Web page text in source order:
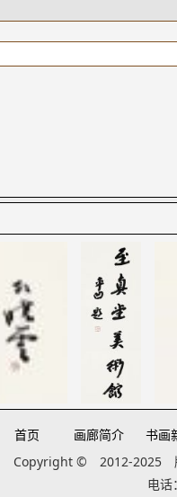
首页 画廊简介
书画
Copyright © 2012-2025
电话